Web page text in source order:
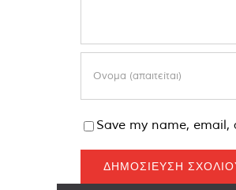
Save my name,